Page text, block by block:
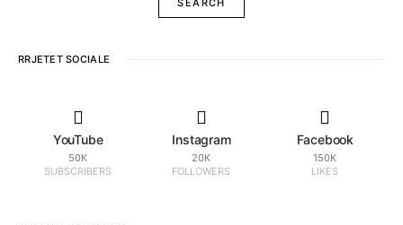
RRJETET SOCIALE
YouTube
50K
SUBSCRIBERS
Instagram
20K
FOLLOWERS
Facebook
150K
LIKES